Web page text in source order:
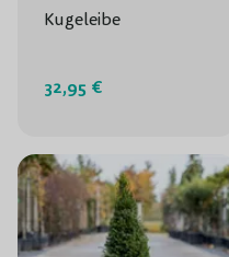
Kugeleibe
32,95 €